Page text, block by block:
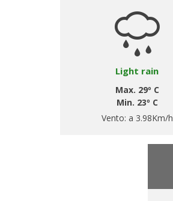
Light rain
Max. 29º C
Min. 23º C
Vento: a 3.98Km/h